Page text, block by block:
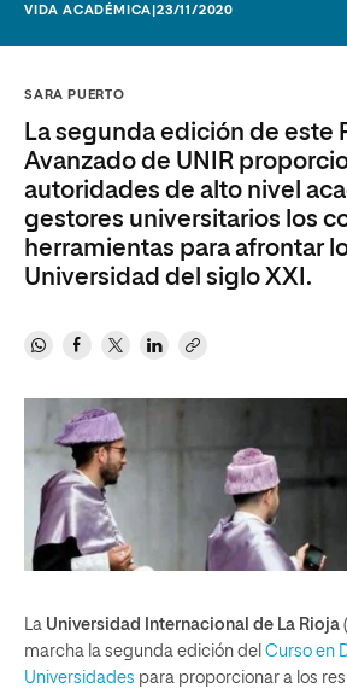
VIDA ACADÉMICA |23/11/2020
SARA PUERTO
La segunda edición de este
Avanzado de UNIR
autoridades de alto nivel
gestores universitarios los
herramientas para afrontar
Universidad del siglo XXI.
La Universidad Internacional de La Rioja
marcha la segunda edición del Curso en
Universidades para proporcionar a los